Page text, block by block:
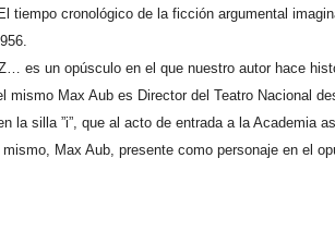
tiempo cronológico de la ficción argumental
es un opúsculo en el que nuestro autor hace
mismo Max Aub es Director del Teatro Nacional
la silla ”i”, que al acto de entrada a la
Max Aub, presente como personaje en el